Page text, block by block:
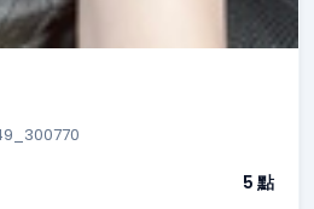
5 點